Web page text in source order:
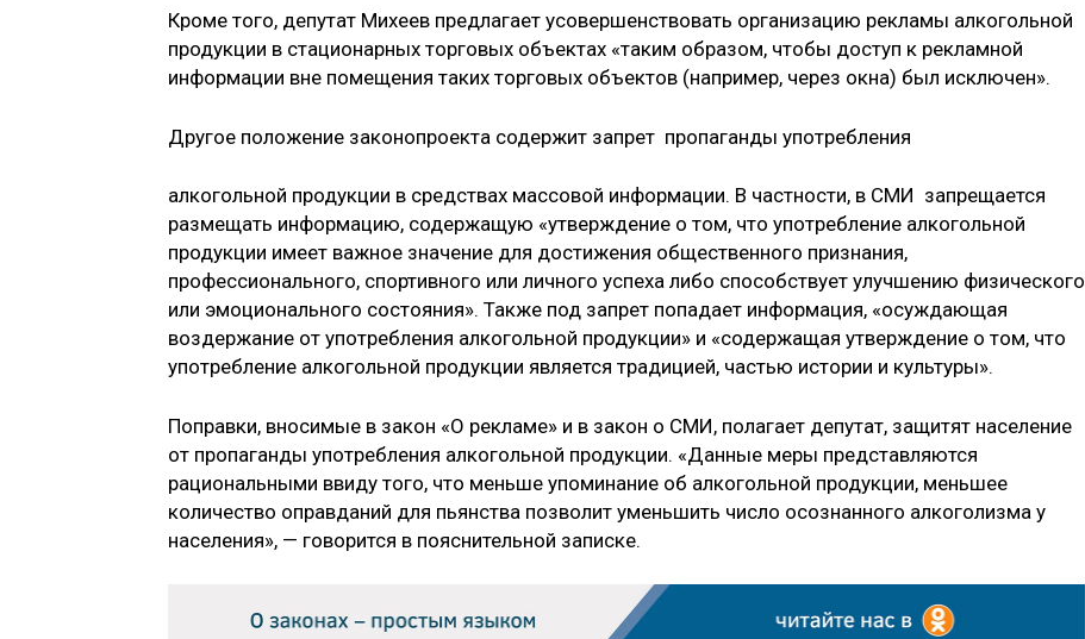
Кроме того, депутат Михеев предлагает усовершенствовать организацию рекламы алкогольной
продукции в стационарных торговых объектах «таким образом, чтобы доступ к рекламной
информации вне помещения таких торговых объектов (например, через окна) был исключен».
Другое положение законопроекта содержит запрет пропаганды употребления
алкогольной продукции в средствах массовой информации. В частности, в СМИ запрещается
размещать информацию, содержащую «утверждение о том, что употребление алкогольной
продукции имеет важное значение для достижения общественного признания,
профессионального, спортивного или личного успеха либо способствует улучшению физического
или эмоционального состояния». Также под запрет попадает информация, «осуждающая
воздержание от употребления алкогольной продукции» и «содержащая утверждение о том, что
употребление алкогольной продукции является традицией, частью истории и культуры».
Поправки, вносимые в закон «О рекламе» и в закон о СМИ, полагает депутат, защитят население
от пропаганды употребления алкогольной продукции. «Данные меры представляются
рациональными ввиду того, что меньше упоминание об алкогольной продукции, меньшее
количество оправданий для пьянства позволит уменьшить число осознанного алкоголизма у
населения», — говорится в пояснительной записке.